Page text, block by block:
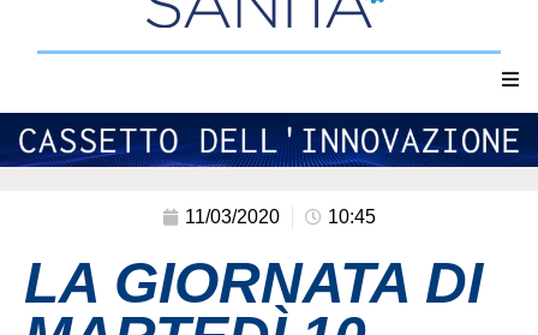
Home
Eventi
Archivio
11/03/2020 10:45
LA GIORNATA DI